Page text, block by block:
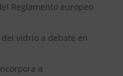
Reglamento europeo
vidrio a debate en
a